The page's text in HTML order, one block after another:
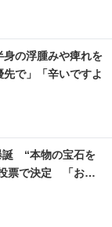
の浮腫みや痺れを
で」「辛いですよ
誕 “本物の宝石を
投票で決定 「お…